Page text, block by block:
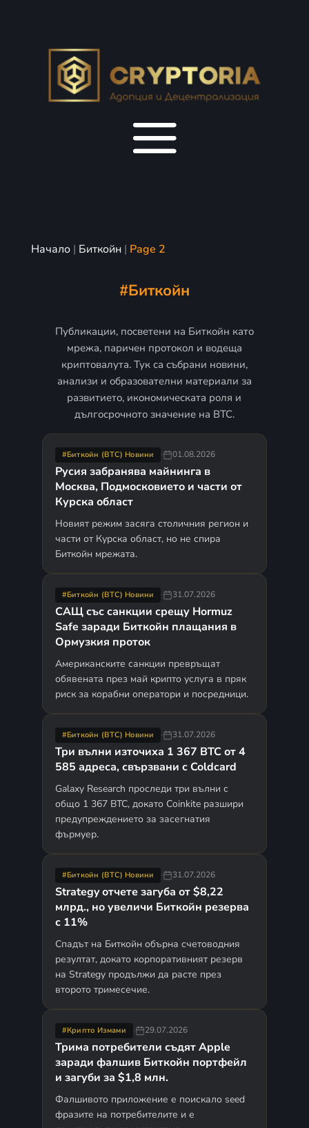
Начало| Биткойн| Page 2
#Биткойн
Публикации, посветени на Биткойн като
мрежа, паричен протокол и водеща
криптовалута. Тук са събрани новини,
анализи и образователни материали за
развитието, икономическата роля и
дългосрочното значение на BTC.
#Биткойн (BTC) Новини · 01.08.2026
Русия забранява майнинга в
Москва, Подмосковието и части от
Курска област
Новият режим засяга столичния регион и
части от Курска област, но не спира
Биткойн мрежата.
#Биткойн (BTC) Новини · 31.07.2026
САЩ със санкции срещу Hormuz
Safe заради Биткойн плащания в
Ормузкия проток
Американските санкции превръщат
обявената през май крипто услуга в пряк
риск за корабни оператори и посредници.
#Биткойн (BTC) Новини · 31.07.2026
Три вълни източиха 1 367 BTC от 4
585 адреса, свързвани с Coldcard
Galaxy Research проследи три вълни с
общо 1 367 BTC, докато Coinkite разшири
предупреждението за засегнатия
фърмуер.
#Биткойн (BTC) Новини · 31.07.2026
Strategy отчете загуба от $8,22
млрд., но увеличи Биткойн резерва
с 11%
Спадът на Биткойн обърна счетоводния
резултат, докато корпоративният резерв
на Strategy продължи да расте през
второто тримесечие.
#Крипто Измами · 29.07.2026
Трима потребители съдят Apple
заради фалшив Биткойн портфейл
и загуби за $1,8 млн.
Фалшивото приложение е поискало seed
фразите на потребителите и е